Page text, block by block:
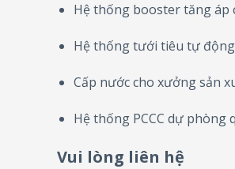
Hệ thống booster tăng áp
Hệ thống tưới tiêu tự
Cấp nước cho xưởng sản
Hệ thống PCCC dự phòng
Vui lòng liên hệ